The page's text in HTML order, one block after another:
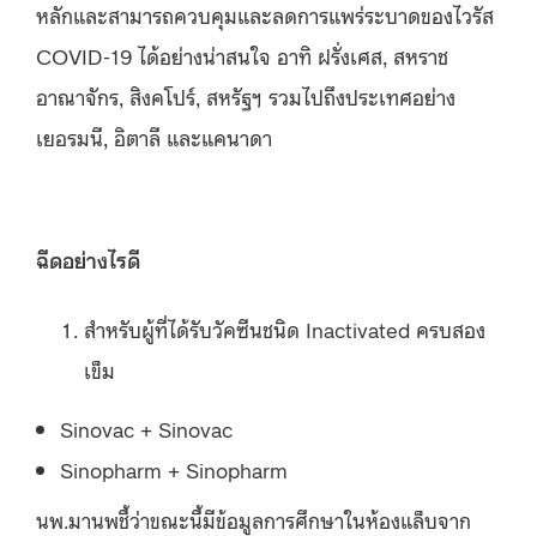
หลักและสามารถควบคุมและลดการแพร่ระบาดของไวรัส
COVID-19 ได้อย่างน่าสนใจ อาทิ ฝรั่งเศส, สหราช
อาณาจักร, สิงคโปร์, สหรัฐฯ รวมไปถึงประเทศอย่าง
เยอรมนี, อิตาลี และแคนาดา
ฉีดอย่างไรดี
สำหรับผู้ที่ได้รับวัคซีนชนิด Inactivated ครบสอง
เข็ม
Sinovac + Sinovac
Sinopharm + Sinopharm
นพ.มานพชี้ว่าขณะนี้มีข้อมูลการศึกษาในห้องแล็บจาก